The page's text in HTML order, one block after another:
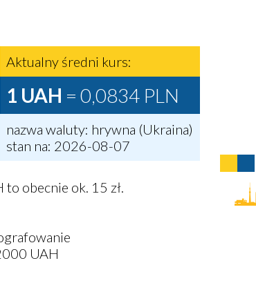
Aktualny średni kurs:
1 UAH = 0,0834 PLN
nazwa waluty: hrywna (Ukraina)
stan na: 2026-08-07
obecnie ok. 15 zł.
UAH